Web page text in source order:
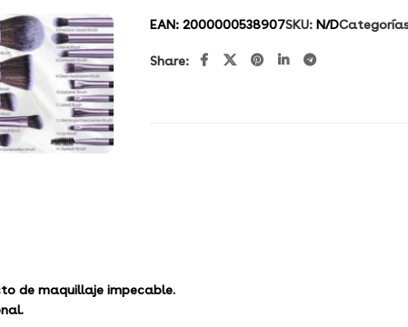
EAN: 2000000538907SKU: N/D
Share:
de maquillaje impecable.